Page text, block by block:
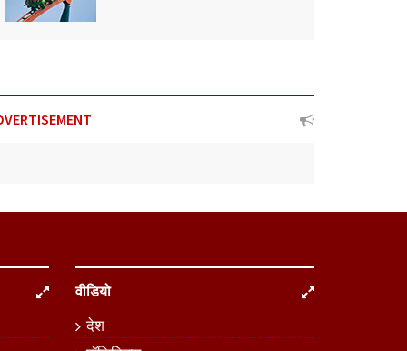
वीडियो
देश